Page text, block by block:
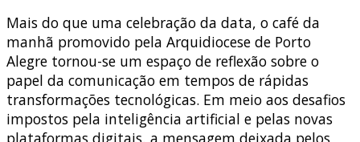
Mais do que uma celebração da data, o café da
manhã promovido pela Arquidiocese de Porto
Alegre tornou-se um espaço de reflexão sobre o
papel da comunicação em tempos de rápidas
transformações tecnológicas. Em meio aos desafios
impostos pela inteligência artificial e pelas novas